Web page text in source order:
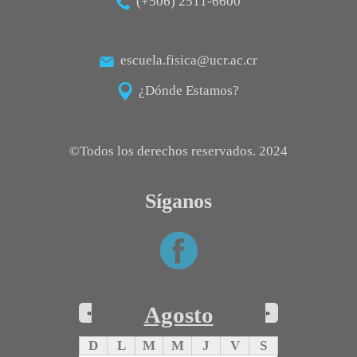
escuela.fisica@ucr.ac.cr
¿Dónde Estamos?
©Todos los derechos reservados. 2024
Síganos
Agosto
« »
D L M M J V
S